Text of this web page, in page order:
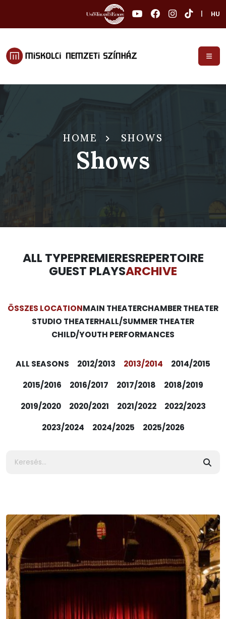
HU
HOME SHOWS
Shows
ALL TYPEPREMIERESREPERTOIRE
GUEST PLAYSARCHIVE
ÖSSZES LOCATIONMAIN THEATERCHAMBER THEATER
STUDIO THEATERHALL/SUMMER THEATER
CHILD/YOUTH PERFORMANCES
ALL SEASONS 2012/2013 2013/2014
2014/2015
2015/2016
2016/2017 2017/2018
2018/2019
2019/2020
2020/2021 2021/2022
2022/2023
2023/2024
2024/2025 2025/2026